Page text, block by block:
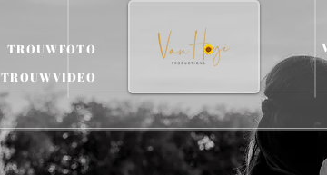
TROUWVIDEO
TROUWFOTO